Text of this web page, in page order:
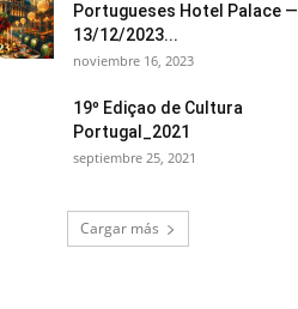
Portugueses Hotel Palace —
13/12/2023...
noviembre 16, 2023
19º Ediçao de Cultura
Portugal_2021
septiembre 25, 2021
Cargar más